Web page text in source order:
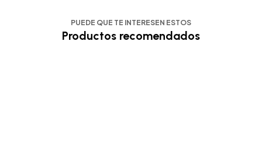
PUEDE QUE TE INTERESEN ESTOS
Productos recomendados